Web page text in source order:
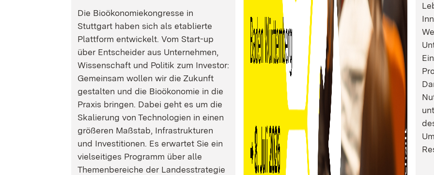
Die Bioökonomiekongresse in
Stuttgart haben sich als etablierte
Plattform entwickelt. Vom Start-up
über Entscheider aus Unternehmen,
Wissenschaft und Politik zum Investor:
Gemeinsam wollen wir die Zukunft
gestalten und die Bioökonomie in die
Praxis bringen. Dabei geht es um die
Skalierung von Technologien in einen
größeren Maßstab, Infrastrukturen
und Investitionen. Es erwartet Sie ein
vielseitiges Programm über alle
Themenbereiche der Landesstrategie